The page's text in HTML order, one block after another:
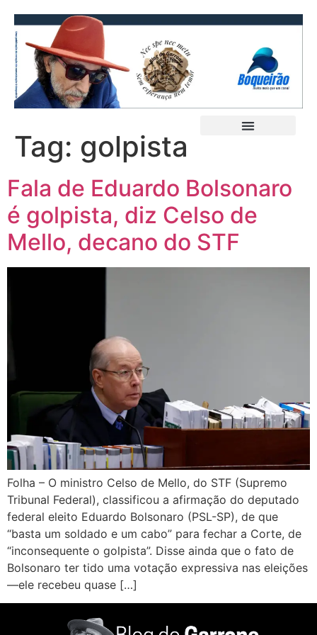
Tag: golpista
Fala de Eduardo Bolsonaro
é golpista, diz Celso de
Mello, decano do STF
Folha – O ministro Celso de Mello, do STF (Supremo
Tribunal Federal), classificou a afirmação do deputado
federal eleito Eduardo Bolsonaro (PSL-SP), de que
“basta um soldado e um cabo” para fechar a Corte, de
“inconsequente o golpista”. Disse ainda que o fato de
Bolsonaro ter tido uma votação expressiva nas eleições
—ele recebeu quase […]